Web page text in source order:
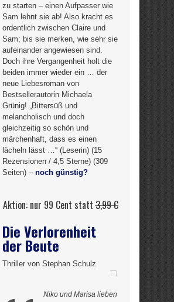
zu starten – einen Aufpasser wie
Sam lehnt sie ab! Also kracht es
ordentlich zwischen Claire und
Sam; bis sie merken, wie sehr sie
aufeinander angewiesen sind.
Doch ihre Vergangenheit holt die
beiden immer wieder ein … der
neue Liebesroman von
Bestsellerautorin Michaela
Grünig! „Bittersüß und
melancholisch und doch
gleichzeitig so schön und
märchenhaft, dass es einen
lächeln lässt …“ (Leserin) (15
Rezensionen / 4,5 Sterne) (309
Seiten) – noch günstig?
Aktion: nur 99 Cent statt3,99 €
Die Verlorenheit
der Beute
Thriller von Stephan Schulz
Niko und Marisa lieben